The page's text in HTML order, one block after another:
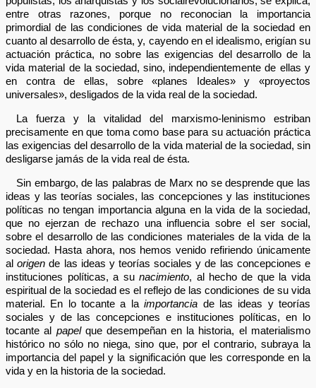
entre otras razones, porque no reconocian la importancia
primordial de las condiciones de vida material de la sociedad en
cuanto al desarrollo de ésta, y, cayendo en el idealismo, erigían su
actuación práctica, no sobre las exigencias del desarrollo de la
vida material de la sociedad, sino, independientemente de ellas y
en contra de ellas, sobre «planes Ideales» y «proyectos
universales», desligados de la vida real de la sociedad.
La fuerza y la vitalidad del marxismo-leninismo estriban
precisamente en que toma como base para su actuación práctica
las exigencias del desarrollo de la vida material de la sociedad, sin
desligarse jamás de la vida real de ésta.
Sin embargo, de las palabras de Marx no se desprende que las
ideas y las teorías sociales, las concepciones y las instituciones
políticas no tengan importancia alguna en la vida de la sociedad,
que no ejerzan de rechazo una influencia sobre el ser social,
sobre el desarrollo de las condiciones materiales de la vida de la
sociedad. Hasta ahora, nos hemos venido refiriendo únicamente
alorigen de las ideas y teorías sociales y de las concepciones e
instituciones políticas, a sunacimiento, al hecho de que la vida
espiritual de la sociedad es el reflejo de las condiciones de su vida
material. En lo tocante a laimportancia de las ideas y teorías
sociales y de las concepciones e instituciones políticas, en lo
tocante al papelque desempeñan en la historia, el materialismo
histórico no sólo no niega, sino que, por el contrario, subraya la
importancia del papel y la significación que les corresponde en la
vida y en la historia de la sociedad.